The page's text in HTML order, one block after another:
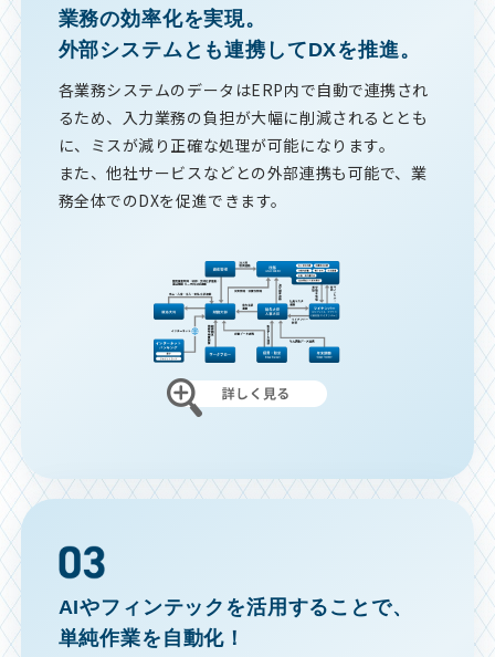
業務の効率化を実現。
外部システムとも連携してDXを推進。
各業務システムのデータはERP内で自動で連携され
るため、入力業務の負担が大幅に削減されるととも
に、ミスが減り正確な処理が可能になります。
また、他社サービスなどとの外部連携も可能で、業
務全体でのDXを促進できます。
AIやフィンテックを活用することで、
単純作業を自動化！